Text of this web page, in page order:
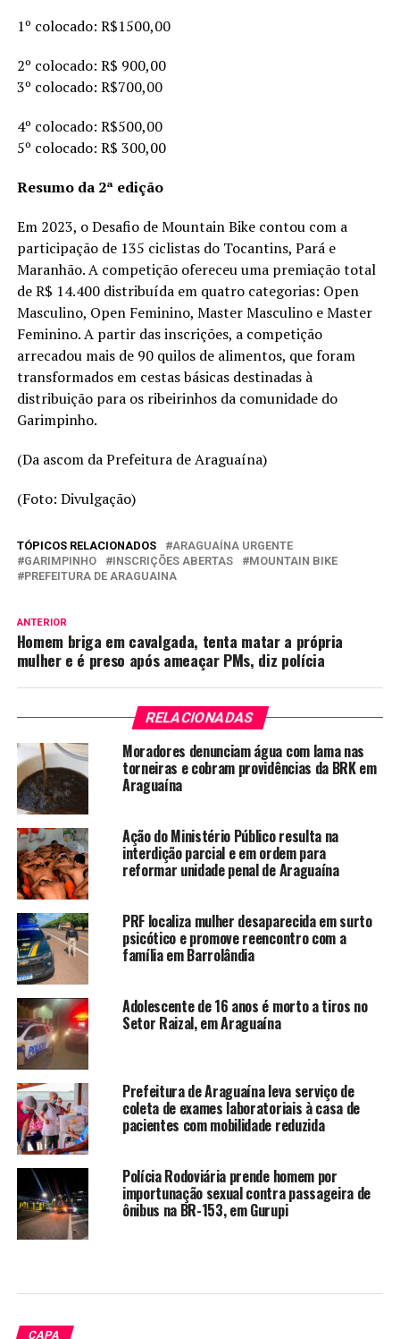
1º colocado: R$1500,00
2º colocado: R$ 900,00
3º colocado: R$700,00
4º colocado: R$500,00
5º colocado: R$ 300,00
Resumo da 2ª edição
Em 2023, o Desafio de Mountain Bike contou com a
participação de 135 ciclistas do Tocantins, Pará e
Maranhão. A competição ofereceu uma premiação total
de R$ 14.400 distribuída em quatro categorias: Open
Masculino, Open Feminino, Master Masculino e Master
Feminino. A partir das inscrições, a competição
arrecadou mais de 90 quilos de alimentos, que foram
transformados em cestas básicas destinadas à
distribuição para os ribeirinhos da comunidade do
Garimpinho.
(Da ascom da Prefeitura de Araguaína)
(Foto: Divulgação)
TÓPICOS RELACIONADOS
ARAGUAÍNA URGENTE
GARIMPINHO
INSCRIÇÕES ABERTAS
MOUNTAIN BIKE
PREFEITURA DE ARAGUAINA
ANTERIOR
Homem briga em cavalgada, tenta matar a própria
mulher e é preso após ameaçar PMs, diz polícia
RELACIONADAS
Moradores denunciam água com lama nas
torneiras e cobram providências da BRK em
Araguaína
Ação do Ministério Público resulta na
interdição parcial e em ordem para
reformar unidade penal de Araguaína
PRF localiza mulher desaparecida em surto
psicótico e promove reencontro com a
família em Barrolândia
Adolescente de 16 anos é morto a tiros no
Setor Raizal, em Araguaína
Prefeitura de Araguaína leva serviço de
coleta de exames laboratoriais à casa de
pacientes com mobilidade reduzida
Polícia Rodoviária prende homem por
importunação sexual contra passageira de
ônibus na BR-153, em Gurupi
CAPA